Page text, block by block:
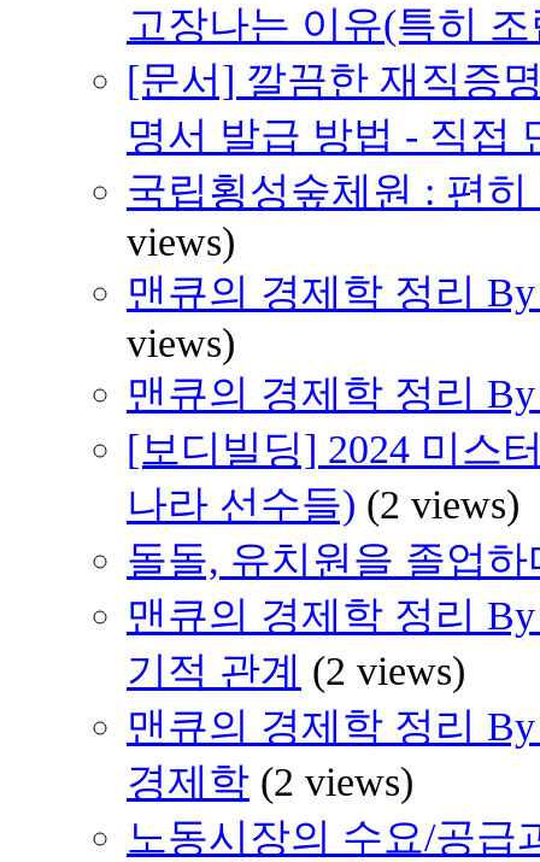
고장나는 이유(특히
[문서] 깔끔한 재직증
명서 발급 방법 - 직접
국립횡성숲체원 : 편
views)
맨큐의 경제학 정리
views)
맨큐의 경제학 정리
[보디빌딩] 2024 미스
나라 선수들) (2 views)
돌돌, 유치원을 졸업하
맨큐의 경제학 정리
기적 관계 (2 views)
맨큐의 경제학 정리
경제학 (2 views)
노동시장의 수요/공급